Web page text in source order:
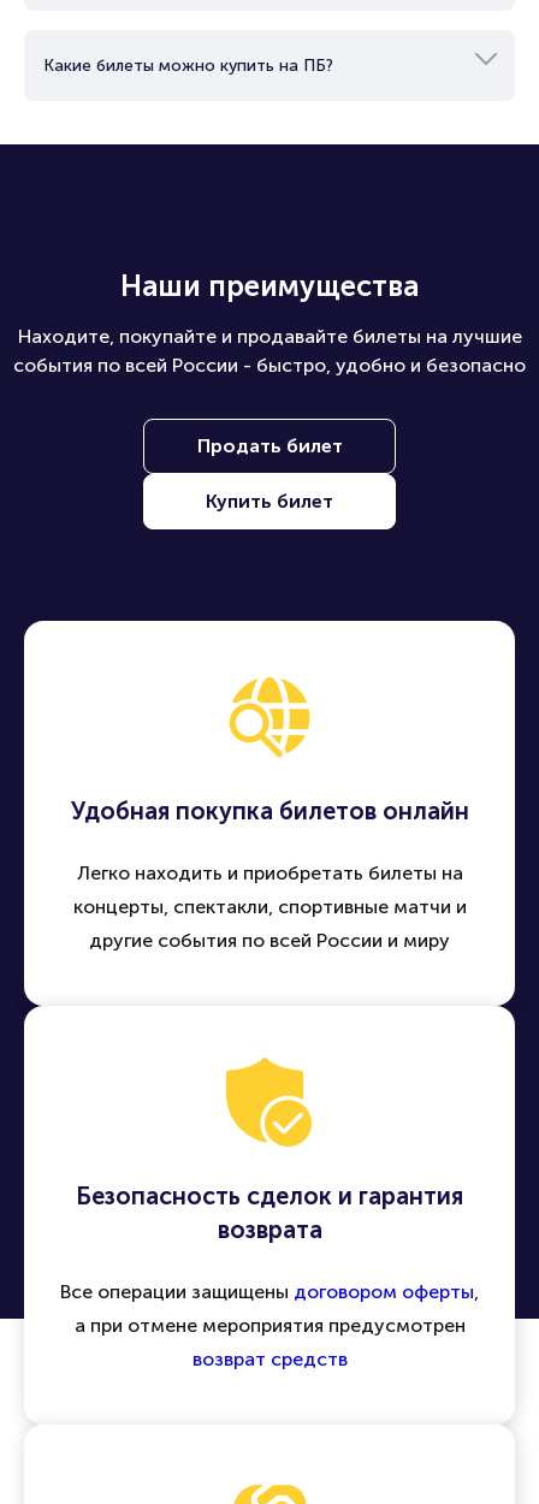
Какие билеты можно купить на ПБ?
Наши преимущества
Находите, покупайте и продавайте билеты на лучшие
события по всей России - быстро, удобно и безопасно
Продать билет
Купить билет
Удобная покупка билетов онлайн
Легко находить и приобретать билеты на
концерты, спектакли, спортивные матчи и
другие события по всей России и миру
Безопасность сделок и гарантия
возврата
Все операции защищены договором оферты,
а при отмене мероприятия предусмотрен
возврат средств